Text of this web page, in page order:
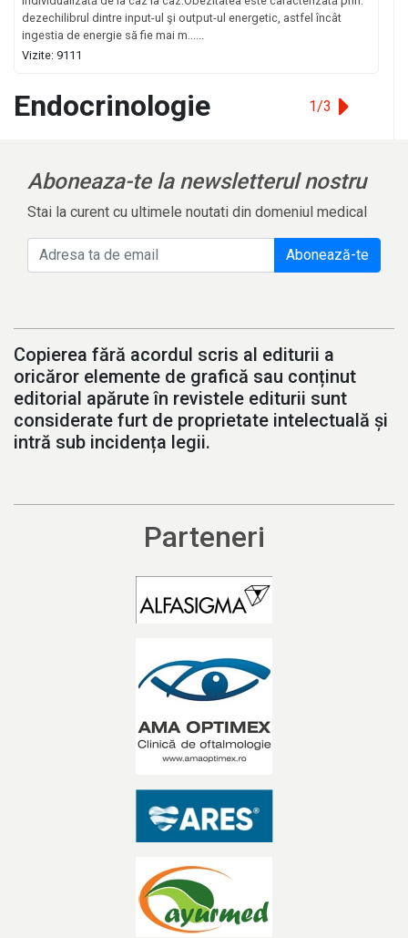
dezechilibrul dintre input-ul şi output-ul energetic, astfel încât
ingestia de energie să fie mai m......
Vizite: 9111
Endocrinologie 1/3
Aboneaza-te la newsletterul nostru
Stai la curent cu ultimele noutati din domeniul medical
Abonează-te
Copierea fără acordul scris al editurii a
oricăror elemente de grafică sau conținut
editorial apărute în revistele editurii sunt
considerate furt de proprietate intelectuală și
intră sub incidența legii.
Parteneri